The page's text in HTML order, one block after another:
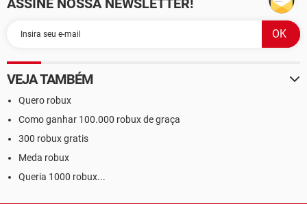
ASSINE NOSSA NEWSLETTER!
VEJA TAMBÉM
Quero robux
Como ganhar 100.000 robux de graça
300 robux gratis
Meda robux
Queria 1000 robux...